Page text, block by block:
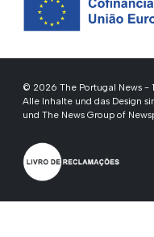
© 2026 The Portugal News -
Alle Inhalte und das Design
und The News Group of